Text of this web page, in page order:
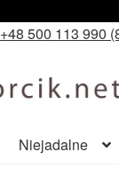
+48 500 113 990
Niejadalne